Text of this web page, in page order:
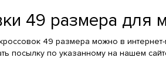
49 размера для
49 размера можно в
посылку по указанному на нашем